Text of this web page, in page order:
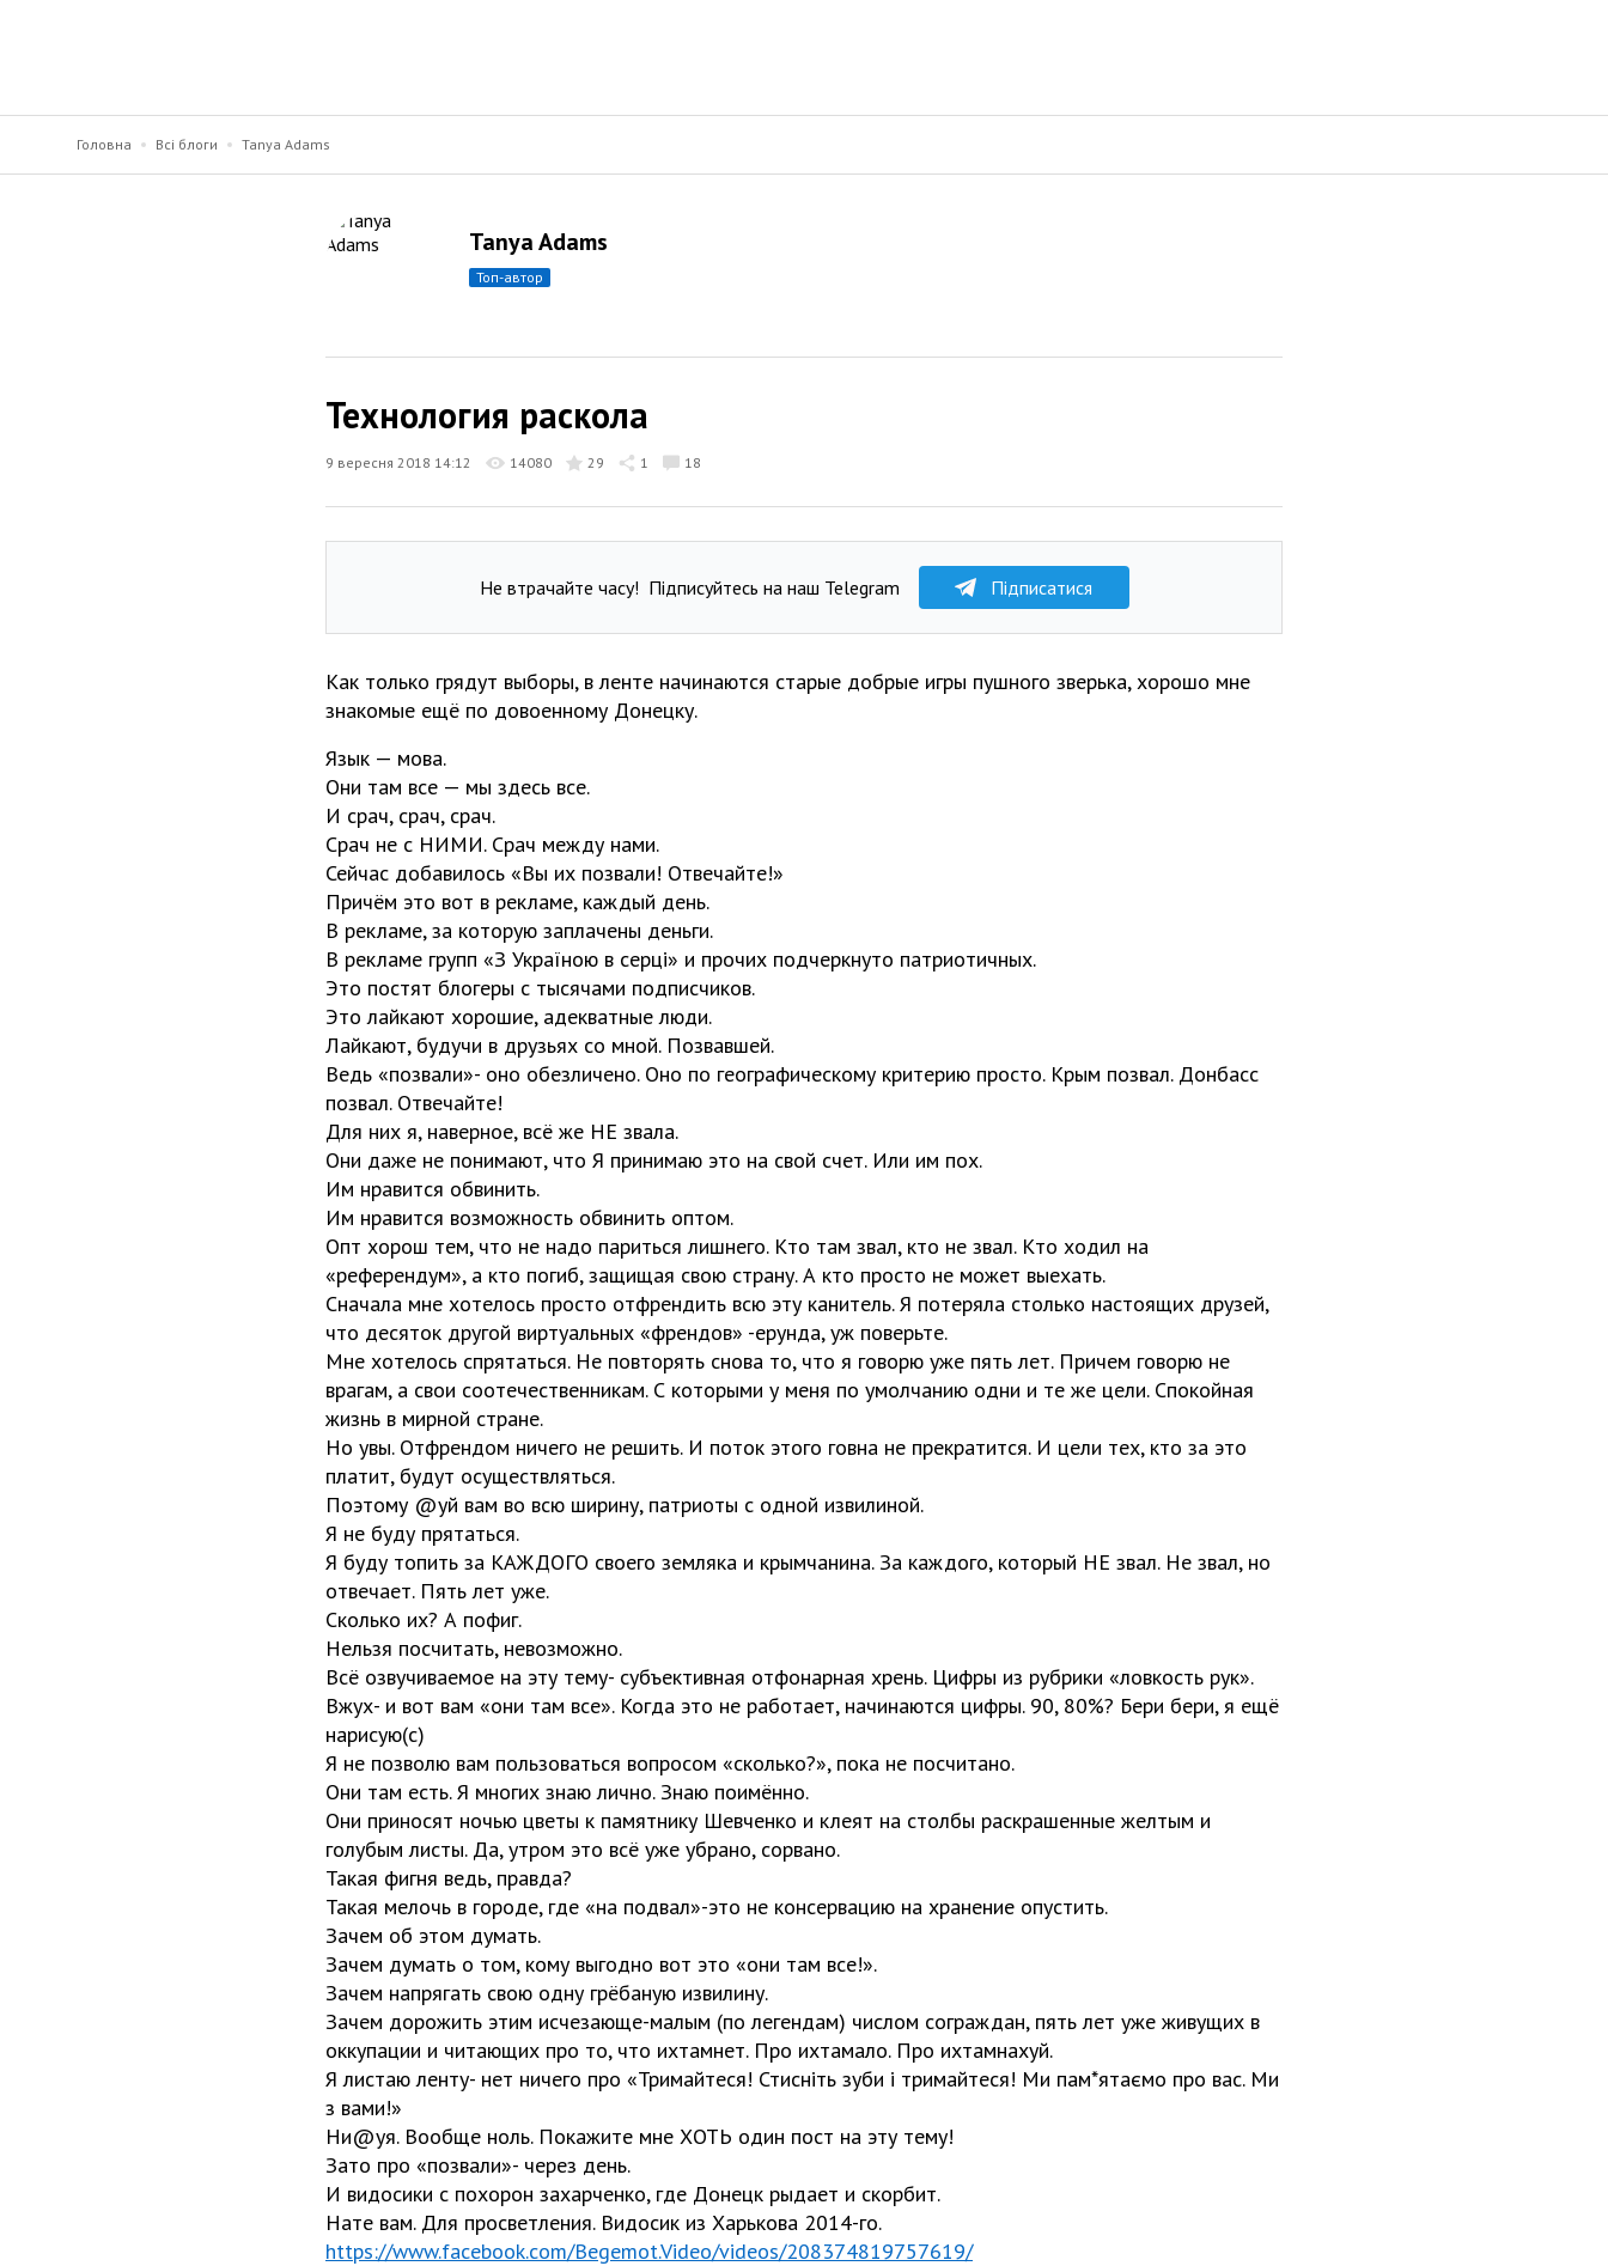
Головна Всі блоги Tanya Adams
Tanya Adams
топ-автор
Технология раскола
9 вересня 2018 14:12 14080 29 1 18
Не втрачайте часу! Підписуйтесь на наш Telegram Підписатися
Как только грядут выборы, в ленте начинаются старые добрые игры пушного зверька, хорошо мне
знакомые ещё по довоенному Донецку.
Язык — мова.
Они там все — мы здесь все.
И срач, срач, срач.
Срач не с НИМИ. Срач между нами.
Сейчас добавилось «Вы их позвали! Отвечайте!»
Причём это вот в рекламе, каждый день.
В рекламе, за которую заплачены деньги.
В рекламе групп «З Україною в серці» и прочих подчеркнуто патриотичных.
Это постят блогеры с тысячами подписчиков.
Это лайкают хорошие, адекватные люди.
Лайкают, будучи в друзьях со мной. Позвавшей.
Ведь «позвали»- оно обезличено. Оно по географическому критерию просто. Крым позвал. Донбасс
позвал. Отвечайте!
Для них я, наверное, всё же НЕ звала.
Они даже не понимают, что Я принимаю это на свой счет. Или им пох.
Им нравится обвинить.
Им нравится возможность обвинить оптом.
Опт хорош тем, что не надо париться лишнего. Кто там звал, кто не звал. Кто ходил на
«референдум», а кто погиб, защищая свою страну. А кто просто не может выехать.
Сначала мне хотелось просто отфрендить всю эту канитель. Я потеряла столько настоящих друзей,
что десяток другой виртуальных «френдов» -ерунда, уж поверьте.
Мне хотелось спрятаться. Не повторять снова то, что я говорю уже пять лет. Причем говорю не
врагам, а свои соотечественникам. С которыми у меня по умолчанию одни и те же цели. Спокойная
жизнь в мирной стране.
Но увы. Отфрендом ничего не решить. И поток этого говна не прекратится. И цели тех, кто за это
платит, будут осуществляться.
Поэтому @уй вам во всю ширину, патриоты с одной извилиной.
Я не буду прятаться.
Я буду топить за КАЖДОГО своего земляка и крымчанина. За каждого, который НЕ звал. Не звал, но
отвечает. Пять лет уже.
Сколько их? А пофиг.
Нельзя посчитать, невозможно.
Всё озвучиваемое на эту тему- субъективная отфонарная хрень. Цифры из рубрики «ловкость рук».
Вжух- и вот вам «они там все». Когда это не работает, начинаются цифры. 90, 80%? Бери бери, я ещё
нарисую(с)
Я не позволю вам пользоваться вопросом «сколько?», пока не посчитано.
Они там есть. Я многих знаю лично. Знаю поимённо.
Они приносят ночью цветы к памятнику Шевченко и клеят на столбы раскрашенные желтым и
голубым листы. Да, утром это всё уже убрано, сорвано.
Такая фигня ведь, правда?
Такая мелочь в городе, где «на подвал»-это не консервацию на хранение опустить.
Зачем об этом думать.
Зачем думать о том, кому выгодно вот это «они там все!».
Зачем напрягать свою одну грёбаную извилину.
Зачем дорожить этим исчезающе-малым (по легендам) числом сограждан, пять лет уже живущих в
оккупации и читающих про то, что ихтамнет. Про ихтамало. Про ихтамнахуй.
Я листаю ленту- нет ничего про «Тримайтеся! Стисніть зуби і тримайтеся! Ми пам*ятаємо про вас. Ми
з вами!»
Ни@уя. Вообще ноль. Покажите мне ХОТЬ один пост на эту тему!
Зато про «позвали»- через день.
И видосики с похорон захарченко, где Донецк рыдает и скорбит.
Нате вам. Для просветления. Видосик из Харькова 2014-го.
https://www.facebook.com/Begemot.Video/videos/208374819757619/